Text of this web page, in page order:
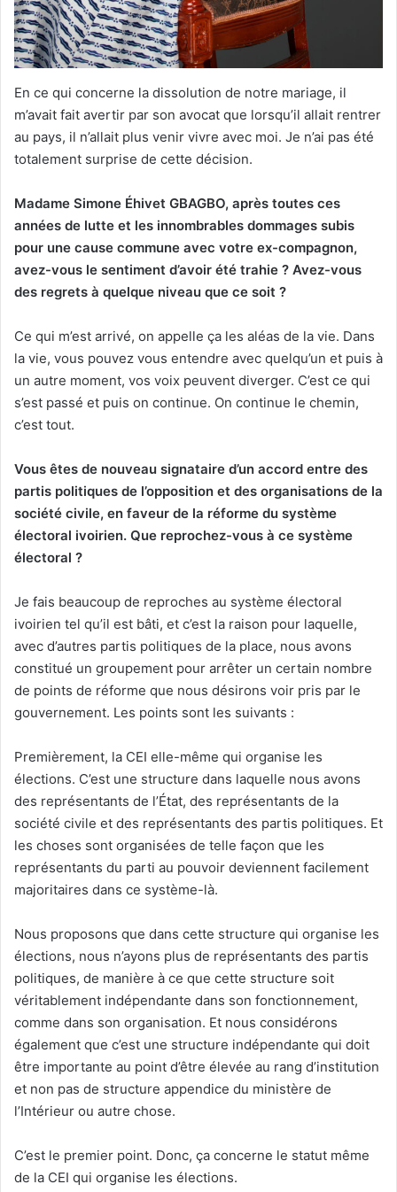
En ce qui concerne la dissolution de notre mariage, il
m’avait fait avertir par son avocat que lorsqu’il allait rentrer
au pays, il n’allait plus venir vivre avec moi. Je n’ai pas été
totalement surprise de cette décision.
Madame Simone Éhivet GBAGBO, après toutes ces
années de lutte et les innombrables dommages subis
pour une cause commune avec votre ex-compagnon,
avez-vous le sentiment d’avoir été trahie ? Avez-vous
des regrets à quelque niveau que ce soit ?
Ce qui m’est arrivé, on appelle ça les aléas de la vie. Dans
la vie, vous pouvez vous entendre avec quelqu’un et puis à
un autre moment, vos voix peuvent diverger. C’est ce qui
s’est passé et puis on continue. On continue le chemin,
c’est tout.
Vous êtes de nouveau signataire d’un accord entre des
partis politiques de l’opposition et des organisations de la
société civile, en faveur de la réforme du système
électoral ivoirien. Que reprochez-vous à ce système
électoral ?
Je fais beaucoup de reproches au système électoral
ivoirien tel qu’il est bâti, et c’est la raison pour laquelle,
avec d’autres partis politiques de la place, nous avons
constitué un groupement pour arrêter un certain nombre
de points de réforme que nous désirons voir pris par le
gouvernement. Les points sont les suivants :
Premièrement, la CEI elle-même qui organise les
élections. C’est une structure dans laquelle nous avons
des représentants de l’État, des représentants de la
société civile et des représentants des partis politiques. Et
les choses sont organisées de telle façon que les
représentants du parti au pouvoir deviennent facilement
majoritaires dans ce système-là.
Nous proposons que dans cette structure qui organise les
élections, nous n’ayons plus de représentants des partis
politiques, de manière à ce que cette structure soit
véritablement indépendante dans son fonctionnement,
comme dans son organisation. Et nous considérons
également que c’est une structure indépendante qui doit
être importante au point d’être élevée au rang d’institution
et non pas de structure appendice du ministère de
l’Intérieur ou autre chose.
C’est le premier point. Donc, ça concerne le statut même
de la CEI qui organise les élections.